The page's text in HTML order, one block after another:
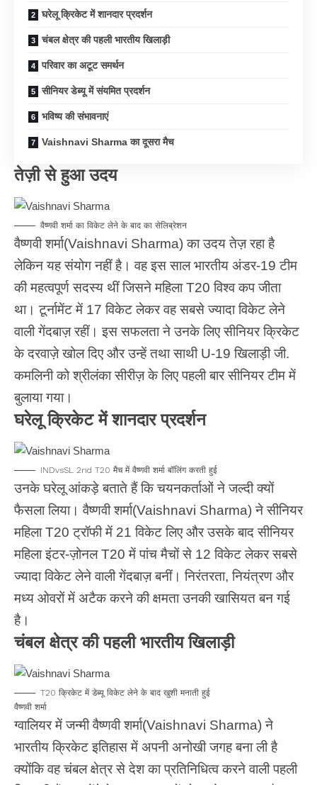
घरेलू क्रिकेट में शानदार प्रदर्शन
चंबल क्षेत्र की पहली भारतीय खिलाड़ी
परिवार का अटूट समर्थन
सीनियर डेब्यू में संयमित प्रदर्शन
भविष्य की संभावनाएं
Vaishnavi Sharma का दूसरा मैच
तेज़ी से हुआ उदय
वैष्णवी शर्मा का विकेट लेने के बाद का सेलिब्रेशन
वैष्णवी शर्मा(Vaishnavi Sharma) का उदय तेज़ रहा है
लेकिन यह संयोग नहीं है। वह इस साल भारतीय अंडर-19 टीम
की महत्वपूर्ण सदस्य थीं जिसने महिला T20 विश्व कप जीता
था। टूर्नामेंट में 17 विकेट लेकर वह सबसे ज्यादा विकेट लेने
वाली गेंदबाज़ रहीं। इस सफलता ने उनके लिए सीनियर क्रिकेट
के दरवाज़े खोल दिए और उन्हें तथा साथी U-19 खिलाड़ी जी.
कमलिनी को श्रीलंका सीरीज़ के लिए पहली बार सीनियर टीम में
बुलाया गया।
घरेलू क्रिकेट में शानदार प्रदर्शन
INDvsSL 2nd T20 मैच में वैष्णवी शर्मा बॉलिंग करती हुई
उनके घरेलू आंकड़े बताते हैं कि चयनकर्ताओं ने जल्दी क्यों
फैसला लिया। वैष्णवी शर्मा(Vaishnavi Sharma) ने सीनियर
महिला T20 ट्रॉफी में 21 विकेट लिए और उसके बाद सीनियर
महिला इंटर-ज़ोनल T20 में पांच मैचों से 12 विकेट लेकर सबसे
ज्यादा विकेट लेने वाली गेंदबाज़ बनीं। निरंतरता, नियंत्रण और
मध्य ओवरों में अटैक करने की क्षमता उनकी खासियत बन गई
है।
चंबल क्षेत्र की पहली भारतीय खिलाड़ी
T20 क्रिकेट में डेब्यू विकेट लेने के बाद खुशी मनाती हुई
वैष्णवी शर्मा
ग्वालियर में जन्मी वैष्णवी शर्मा(Vaishnavi Sharma) ने
भारतीय क्रिकेट इतिहास में अपनी अनोखी जगह बना ली है
क्योंकि वह चंबल क्षेत्र से देश का प्रतिनिधित्व करने वाली पहली